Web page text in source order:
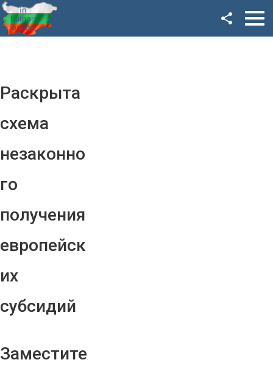
Раскрыта
схема
незаконно
го
получения
европейск
их
субсидий
Заместите